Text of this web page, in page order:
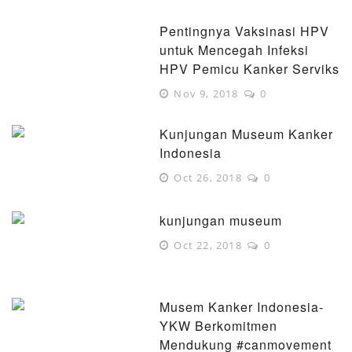
Pentingnya Vaksinasi HPV
untuk Mencegah Infeksi
HPV Pemicu Kanker Serviks
Nov 9, 2018 0
Kunjungan Museum Kanker
Indonesia
Oct 26, 2018 0
kunjungan museum
Oct 22, 2018 0
Musem Kanker Indonesia-
YKW Berkomitmen
Mendukung #canmovement